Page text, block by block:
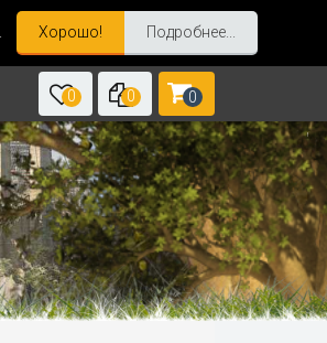
Хорошо! Подробнее...
0 0 0